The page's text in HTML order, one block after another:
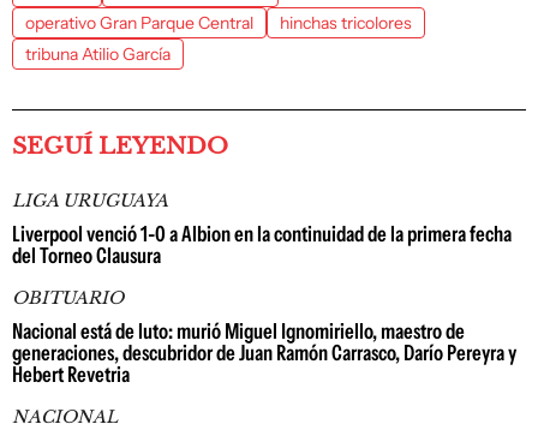
operativo Gran Parque Central
hinchas tricolores
tribuna Atilio García
SEGUÍ LEYENDO
LIGA URUGUAYA
Liverpool venció 1-0 a Albion en la continuidad de la primera fecha
del Torneo Clausura
OBITUARIO
Nacional está de luto: murió Miguel Ignomiriello, maestro de
generaciones, descubridor de Juan Ramón Carrasco, Darío Pereyra y
Hebert Revetria
NACIONAL